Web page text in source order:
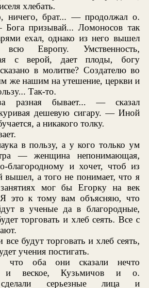
хлебать.
ничего, брат... — продолжал о.
призывай... Ломоносов так
ехал, однако из него вышел
Европу. Умственность,
с верой, дает плоды, богу
в молитве? Создателю во
же нашим на утешение, церкви и
Так-то.
разная бывает... — сказал
дешевую сигару. — Иной
а никакого толку.
в пользу, а у кого только ум
— женщина непонимающая,
благородному и хочет, чтоб из
вышел, а того не понимает, что я
мог бы Егорку на век
Я это к тому вам объясняю, что
в ученые да в благородные,
торговать и хлеб сеять. Все с
будут торговать и хлеб сеять,
учения постигать.
оба они сказали нечто
и веское, Кузьмичов и о.
серьезные лица и